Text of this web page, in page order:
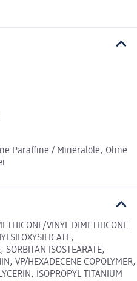
Paraffine / Mineralöle, Ohne
VINYL DIMETHICONE
SORBITAN ISOSTEARATE,
VP/HEXADECENE COPOLYMER,
ISOPROPYL TITANIUM